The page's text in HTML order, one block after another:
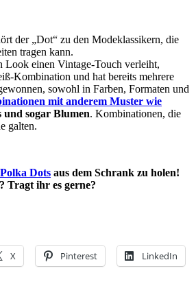
der „Dot“ zu den Modeklassikern, die
tragen kann.
Look einen Vintage-Touch verleiht,
Kombination und hat bereits mehrere
sowohl in Farben, Formaten und
mit anderem Muster wie
sogar Blumen. Kombinationen, die
galten.
Polka Dots aus dem Schrank zu holen!
Tragt ihr es gerne?
X Pinterest LinkedIn